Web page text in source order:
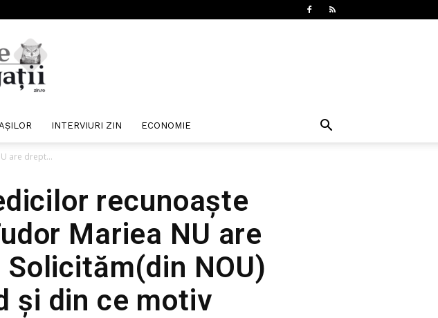
INTERVIURI ZIN ECONOMIE
are drept...
recunoaște
Mariea NU are
NOU)
și din ce motiv